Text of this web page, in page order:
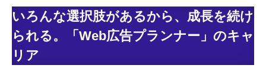
いろんな選択肢があるから、成長を続け
られる。「Web広告プランナー」のキャ
リア